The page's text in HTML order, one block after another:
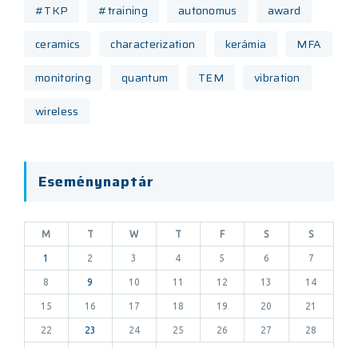
#TKP
#training autonomus
award
ceramics
characterization kerámia
MFA
monitoring
quantum TEM
vibration
wireless
Eseménynaptár
M T W T F S S
1 2 3 4 5 6 7
8 9 10 11 12 13 14
15 16 17 18 19 20 21
22 23 24 25 26 27 28